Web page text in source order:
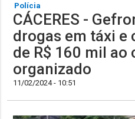
Polícia
CÁCERES -
drogas em táxi e
de R$ 160 mil ao
organizado
11/02/2024 - 10:51